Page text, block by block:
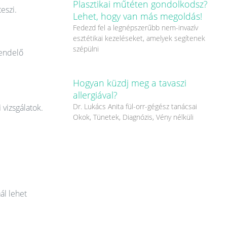
lehet
Plasztikai műtéten gondolkodsz?
Lehet, hogy van más megoldás!
Fedezd fel a legnépszerűbb nem-invazív
esztétikai kezeléseket, amelyek segítenek
szépülni
Hogyan küzdj meg a tavaszi
allergiával?
Dr. Lukács Anita fül-orr-gégész tanácsai
Okok, Tünetek, Diagnózis, Vény nélküli